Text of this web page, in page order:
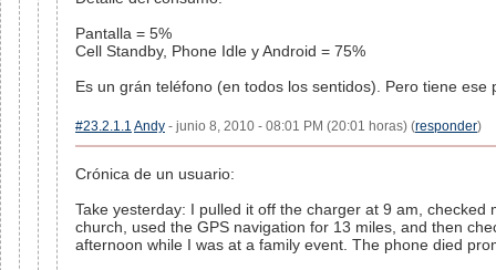
Pantalla = 5%
Cell Standby, Phone Idle y Android = 75%
Es un grán teléfono (en todos los sentidos). Pero tiene ese
#23.2.1.1 Andy - junio 8, 2010 - 08:01 PM (20:01 horas) (responder)
Crónica de un usuario:
Take yesterday: I pulled it off the charger at 9 am, checked
church, used the GPS navigation for 13 miles, and then
afternoon while I was at a family event. The phone died